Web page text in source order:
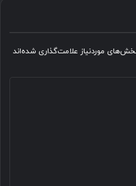
موردنیاز علامت‌گذاری شده‌اند